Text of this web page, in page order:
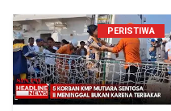
PERISTIWA